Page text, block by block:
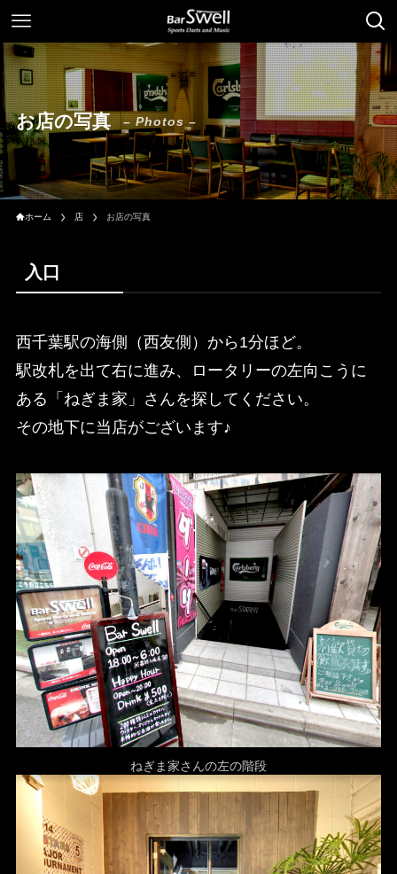
お店の写真 – Photos –
ホーム 店 お店の写真
入口
西千葉駅の海側（西友側）から1分ほど。
駅改札を出て右に進み、ロータリーの左向こうに
ある「ねぎま家」さんを探してください。
その地下に当店がございます♪
ねぎま家さんの左の階段